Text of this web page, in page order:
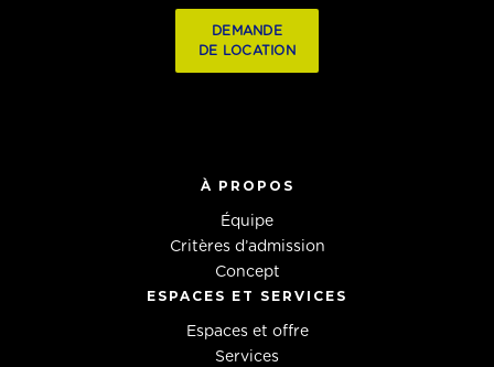
DEMANDE
DE LOCATION
À PROPOS
Équipe
Critères d’admission
Concept
ESPACES ET SERVICES
Espaces et offre
Services